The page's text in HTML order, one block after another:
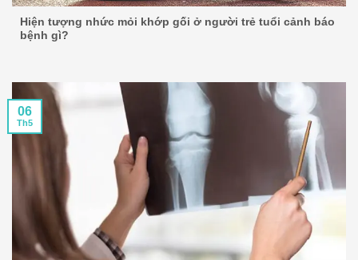
Hiện tượng nhức mỏi khớp gối ở người trẻ tuổi cảnh báo
bệnh gì?
06
Th5